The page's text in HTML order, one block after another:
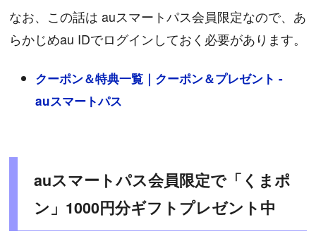
なお、この話は auスマートパス会員限定なので、あ
らかじめau IDでログインしておく必要があります。
クーポン＆特典一覧｜クーポン＆プレゼント -
auスマートパス
auスマートパス会員限定で「くまポ
ン」1000円分ギフトプレゼント中